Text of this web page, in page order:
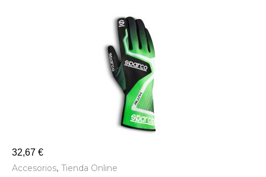
32,67 €
Accesorios, Tienda Online